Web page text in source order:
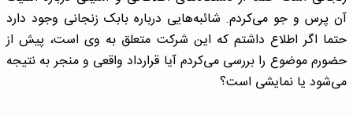
آن پرس و جو می‌کردم. شائبه‌هایی درباره بابک زنجانی وجود دارد
حتما اگر اطلاع داشتم که این شرکت متعلق به وی است، پیش از
حضورم موضوع را بررسی می‌کردم آیا قرارداد واقعی و منجر به نتیجه
می‌شود یا نمایشی است؟